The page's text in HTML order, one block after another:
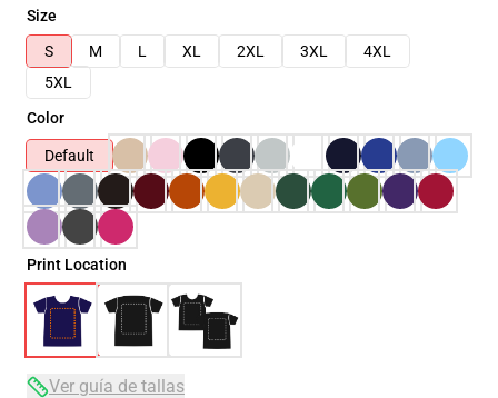
Size
S
M L XL 2XL 3XL
4XL
5XL
Color
Default
Print Location
Ver guía de tallas